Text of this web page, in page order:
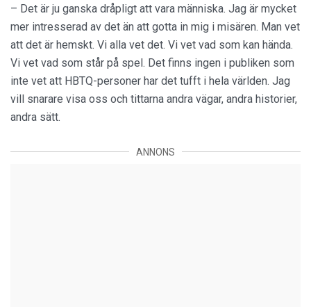
– Det är ju ganska dråpligt att vara människa. Jag är mycket
mer intresserad av det än att gotta in mig i misären. Man vet
att det är hemskt. Vi alla vet det. Vi vet vad som kan hända.
Vi vet vad som står på spel. Det finns ingen i publiken som
inte vet att HBTQ-personer har det tufft i hela världen. Jag
vill snarare visa oss och tittarna andra vägar, andra historier,
andra sätt.
ANNONS